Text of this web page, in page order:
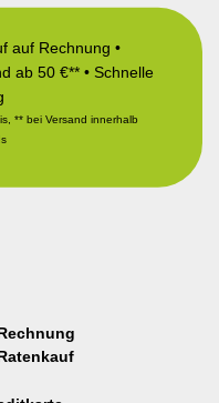
auf Rechnung •
ab 50 €** • Schnelle
** bei Versand innerhalb